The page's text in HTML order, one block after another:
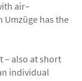
air–
Umzüge has the
– also at short
individual